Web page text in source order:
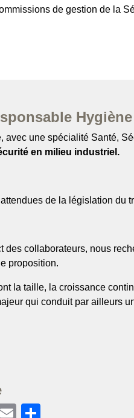
de gestion de la
avec une spécialité Santé,
en milieu industriel.
de la législation du
des collaborateurs, nous
proposition.
la taille, la croissance
qui conduit par ailleurs
LinkedIn
Email